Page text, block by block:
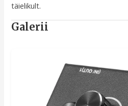
täielikult.
Galerii